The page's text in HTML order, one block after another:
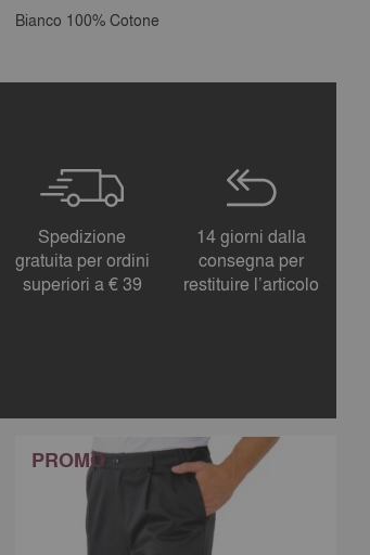
Bianco 100% Cotone
Spedizione
gratuita per ordini
superiori a € 39
14 giorni dalla
consegna per
restituire l’articolo
PROMO